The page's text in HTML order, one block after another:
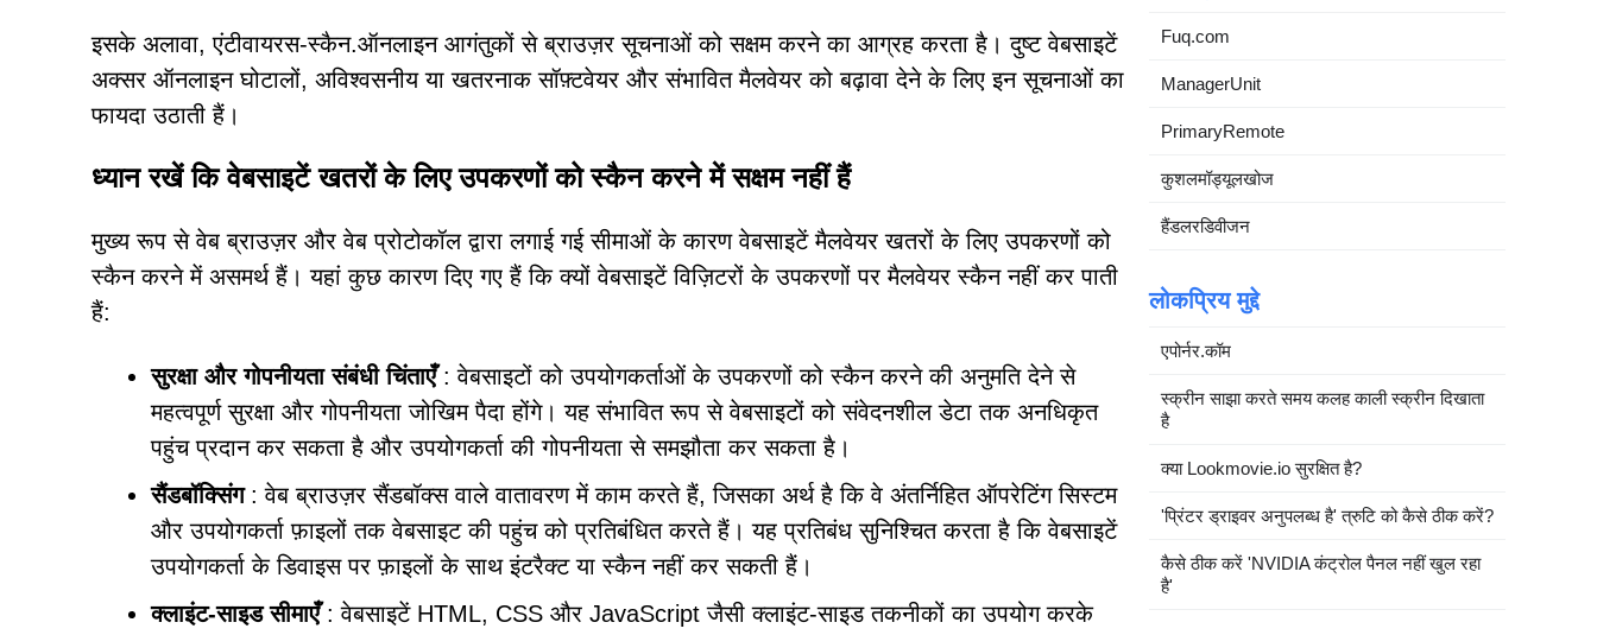
इसके अलावा, एंटीवायरस-स्कैन.ऑनलाइन आगंतुकों से ब्राउज़र सूचनाओं को सक्षम करने का आग्रह करता है। दुष्ट वेबसाइटें
अक्सर ऑनलाइन घोटालों, अविश्वसनीय या खतरनाक सॉफ़्टवेयर और संभावित मैलवेयर को बढ़ावा देने के लिए इन सूचनाओं का
फायदा उठाती हैं।
ध्यान रखें कि वेबसाइटें खतरों के लिए उपकरणों को स्कैन करने में सक्षम नहीं हैं
मुख्य रूप से वेब ब्राउज़र और वेब प्रोटोकॉल द्वारा लगाई गई सीमाओं के कारण वेबसाइटें मैलवेयर खतरों के लिए उपकरणों को
स्कैन करने में असमर्थ हैं। यहां कुछ कारण दिए गए हैं कि क्यों वेबसाइटें विज़िटरों के उपकरणों पर मैलवेयर स्कैन नहीं कर पाती
हैं:
सुरक्षा और गोपनीयता संबंधी चिंताएँ: वेबसाइटों को उपयोगकर्ताओं के उपकरणों को स्कैन करने की अनुमति देने से
महत्वपूर्ण सुरक्षा और गोपनीयता जोखिम पैदा होंगे। यह संभावित रूप से वेबसाइटों को संवेदनशील डेटा तक अनधिकृत
पहुंच प्रदान कर सकता है और उपयोगकर्ता की गोपनीयता से समझौता कर सकता है।
सैंडबॉक्सिंग: वेब ब्राउज़र सैंडबॉक्स वाले वातावरण में काम करते हैं, जिसका अर्थ है कि वे अंतर्निहित ऑपरेटिंग सिस्टम
और उपयोगकर्ता फ़ाइलों तक वेबसाइट की पहुंच को प्रतिबंधित करते हैं। यह प्रतिबंध सुनिश्चित करता है कि वेबसाइटें
उपयोगकर्ता के डिवाइस पर फ़ाइलों के साथ इंटरैक्ट या स्कैन नहीं कर सकती हैं।
क्लाइंट-साइड सीमाएँ: वेबसाइटें HTML, CSS और JavaScript जैसी क्लाइंट-साइड तकनीकों का उपयोग करके
Fuq.com
ManagerUnit
PrimaryRemote
कुशलमॉड्यूलखोज
हैंडलरडिवीजन
लोकप्रिय मुद्दे
एपोर्नर.कॉम
स्क्रीन साझा करते समय कलह काली स्क्रीन दिखाता
है
क्या Lookmovie.io सुरक्षित है?
'प्रिंटर ड्राइवर अनुपलब्ध है' त्रुटि को कैसे ठीक करें?
कैसे ठीक करें 'NVIDIA कंट्रोल पैनल नहीं खुल रहा
है'